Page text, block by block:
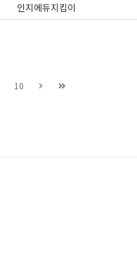
인지에듀지킴이
10